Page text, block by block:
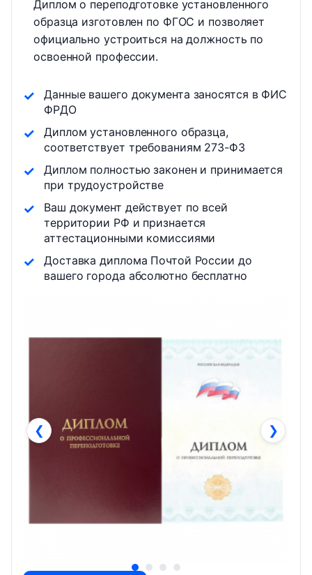
Диплом о переподготовке установленного
образца изготовлен по ФГОС и позволяет
официально устроиться на должность по
освоенной профессии.
Данные вашего документа заносятся в ФИС
ФРДО
Диплом установленного образца,
соответствует требованиям 273-ФЗ
Диплом полностью законен и принимается
при трудоустройстве
Ваш документ действует по всей
территории РФ и признается
аттестационными комиссиями
Доставка диплома Почтой России до
вашего города абсолютно бесплатно
❮ ❯